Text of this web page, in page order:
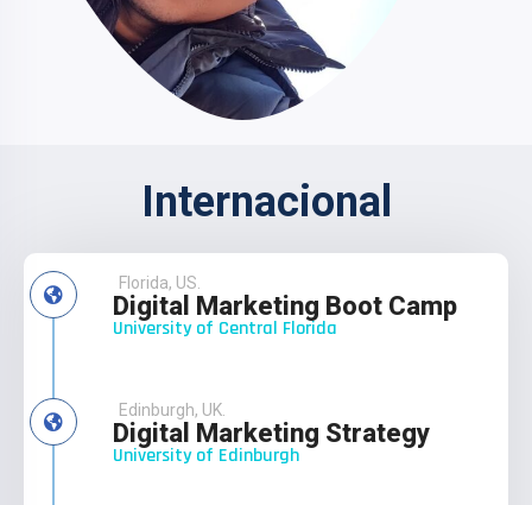
Internacional
Florida, US.
Digital Marketing Boot Camp
University of Central Florida
Edinburgh, UK.
Digital Marketing Strategy
University of Edinburgh